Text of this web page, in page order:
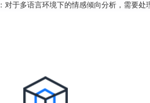
：对于多语言环境下的情感倾向分析，需要